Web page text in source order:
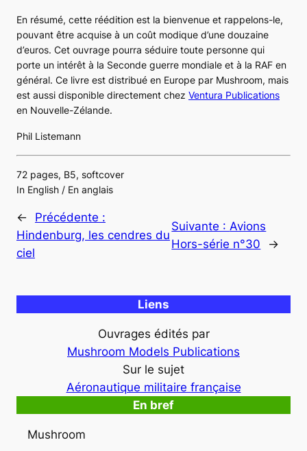
En résumé, cette réédition est la bienvenue et rappelons-le,
pouvant être acquise à un coût modique d’une douzaine
d’euros. Cet ouvrage pourra séduire toute personne qui
porte un intérêt à la Seconde guerre mondiale et à la RAF en
général. Ce livre est distribué en Europe par Mushroom, mais
est aussi disponible directement chez Ventura Publications
en Nouvelle-Zélande.
Phil Listemann
72 pages, B5, softcover
In English / En anglais
←
Précédente :
Hindenburg, les cendres du
ciel
Suivante : Avions
Hors-série n°30
→
Liens
Ouvrages édités par
Mushroom Models Publications
Sur le sujet
Aéronautique militaire française
En bref
Mushroom